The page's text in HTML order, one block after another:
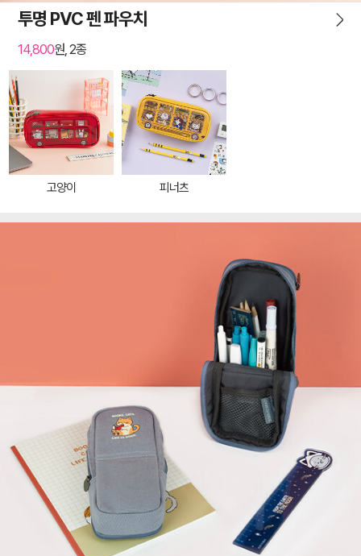
투명 PVC 펜 파우치
14,800원, 2종
고양이 피너츠